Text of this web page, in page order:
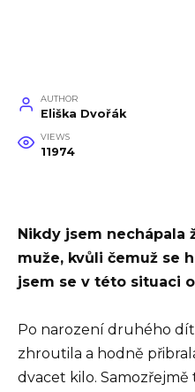
AUTHOR
Eliška Dvořák
VIEWS
11974
Nikdy jsem nechápala
muže, kvůli čemuž se
jsem se v této situaci
Po narození druhého
zhroutila a hodně
dvacet kilo.